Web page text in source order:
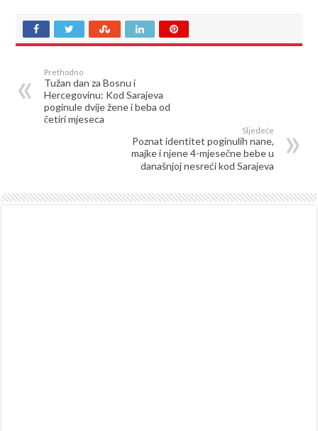
Prethodno
Tužan dan za Bosnu i
Hercegovinu: Kod Sarajeva
poginule dvije žene i beba od
četiri mjeseca
Sljedeće
Poznat identitet poginulih nane,
majke i njene 4-mjesečne bebe u
današnjoj nesreći kod Sarajeva